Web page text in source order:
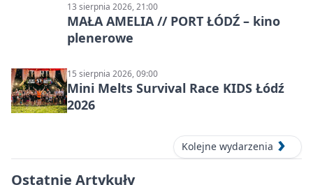
13 sierpnia 2026, 21:00
MAŁA AMELIA // PORT ŁÓDŹ – kino
plenerowe
15 sierpnia 2026, 09:00
Mini Melts Survival Race KIDS Łódź
2026
Kolejne wydarzenia
Ostatnie Artykuły